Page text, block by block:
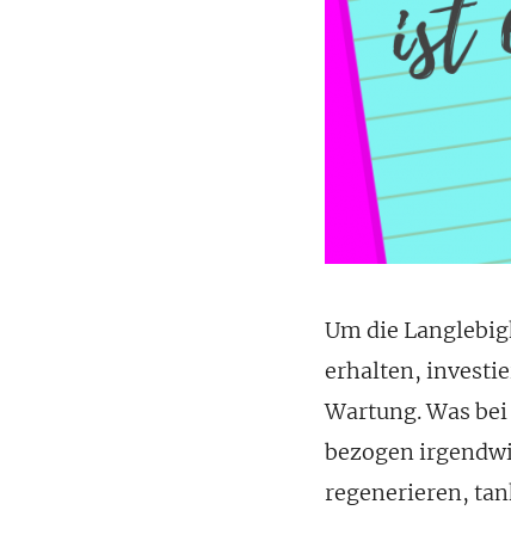
Um die
erhalten,
Wartung. Was
bezogen
regenerieren,